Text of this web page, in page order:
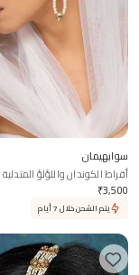
سوابهيمان
أقراط الكوندان واللؤلؤ المتدلية
₹3,500
يتم الشحن خلال 7 أيام